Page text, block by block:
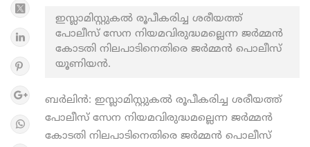
ഇസ്ലാമിസ്റ്റുകല്‍ രൂപീകരിച്ച ശരീയത്ത്
പോലീസ് സേന നിയമവിരുദ്ധമല്ലെന്ന ജർമ്മൻ
കോടതി നിലപാടിനെതിരെ ജർമ്മൻ പൊലീസ്
യൂണിയൻ.
ബർലിൻ: ഇസ്ലാമിസ്റ്റുകല്‍ രൂപീകരിച്ച ശരീയത്ത്
പോലീസ് സേന നിയമവിരുദ്ധമല്ലെന്ന ജർമ്മൻ
കോടതി നിലപാടിനെതിരെ ജർമ്മൻ പൊലീസ്